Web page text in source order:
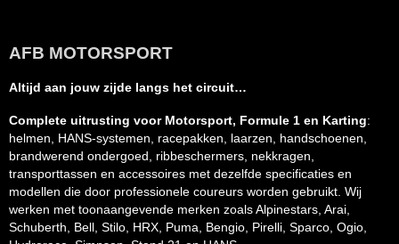
AFB MOTORSPORT
Altijd aan jouw zijde langs het circuit…
Complete uitrusting voor Motorsport, Formule 1 en Karting:
helmen, HANS-systemen, racepakken, laarzen, handschoenen,
brandwerend ondergoed, ribbeschermers, nekkragen,
transporttassen en accessoires met dezelfde specificaties en
modellen die door professionele coureurs worden gebruikt. Wij
werken met toonaangevende merken zoals Alpinestars, Arai,
Schuberth, Bell, Stilo, HRX, Puma, Bengio, Pirelli, Sparco, Ogio,